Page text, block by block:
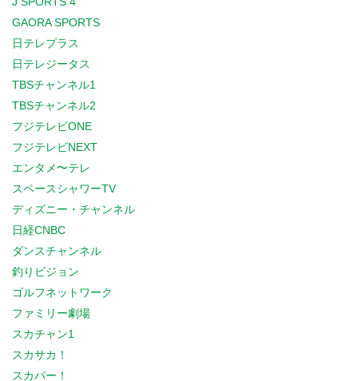
GAORA SPORTS
日テレプラス
日テレジータス
TBSチャンネル1
TBSチャンネル2
フジテレビONE
フジテレビNEXT
エンタメ〜テレ
スペースシャワーTV
ディズニー・チャンネル
日経CNBC
ダンスチャンネル
釣りビジョン
ゴルフネットワーク
ファミリー劇場
スカチャン1
スカサカ！
スカパー！